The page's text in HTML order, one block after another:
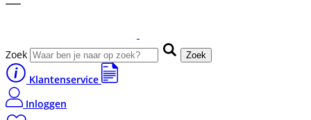
Zoek Zoek
Klantenservice
Inloggen